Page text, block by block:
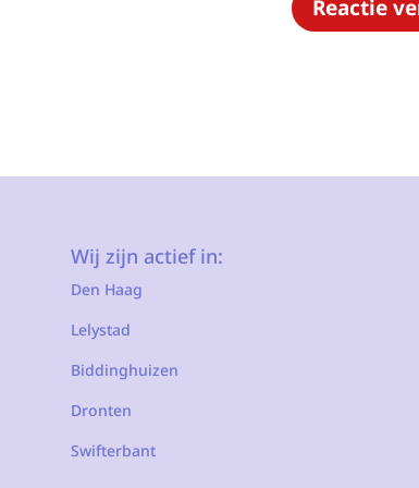
Wij zijn actief in:
Den Haag
Lelystad
Biddinghuizen
Dronten
Swifterbant